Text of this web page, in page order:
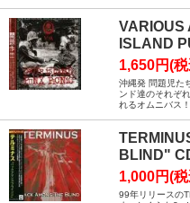
VARIOUS
ISLAND
1,650円(
沖縄発 問題児た
ンド達のそれぞ
れるオムニバス
BLIND"
1,000円(
99年リリースの